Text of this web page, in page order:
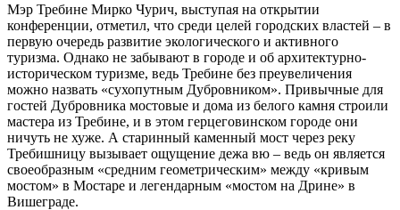
Мэр Требине Мирко Чурич, выступая на открытии
конференции, отметил, что среди целей городских властей – в
первую очередь развитие экологического и активного
туризма. Однако не забывают в городе и об архитектурно-
историческом туризме, ведь Требине без преувеличения
можно назвать «сухопутным Дубровником». Привычные для
гостей Дубровника мостовые и дома из белого камня строили
мастера из Требине, и в этом герцеговинском городе они
ничуть не хуже. А старинный каменный мост через реку
Требишницу вызывает ощущение дежа вю – ведь он является
своеобразным «средним геометрическим» между «кривым
мостом» в Мостаре и легендарным «мостом на Дрине» в
Вишеграде.